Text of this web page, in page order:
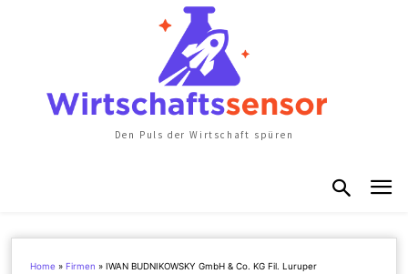
Den Puls der Wirtschaft spüren
Home » Firmen »IWAN BUDNIKOWSKY GmbH & Co. KG Fil. Luruper